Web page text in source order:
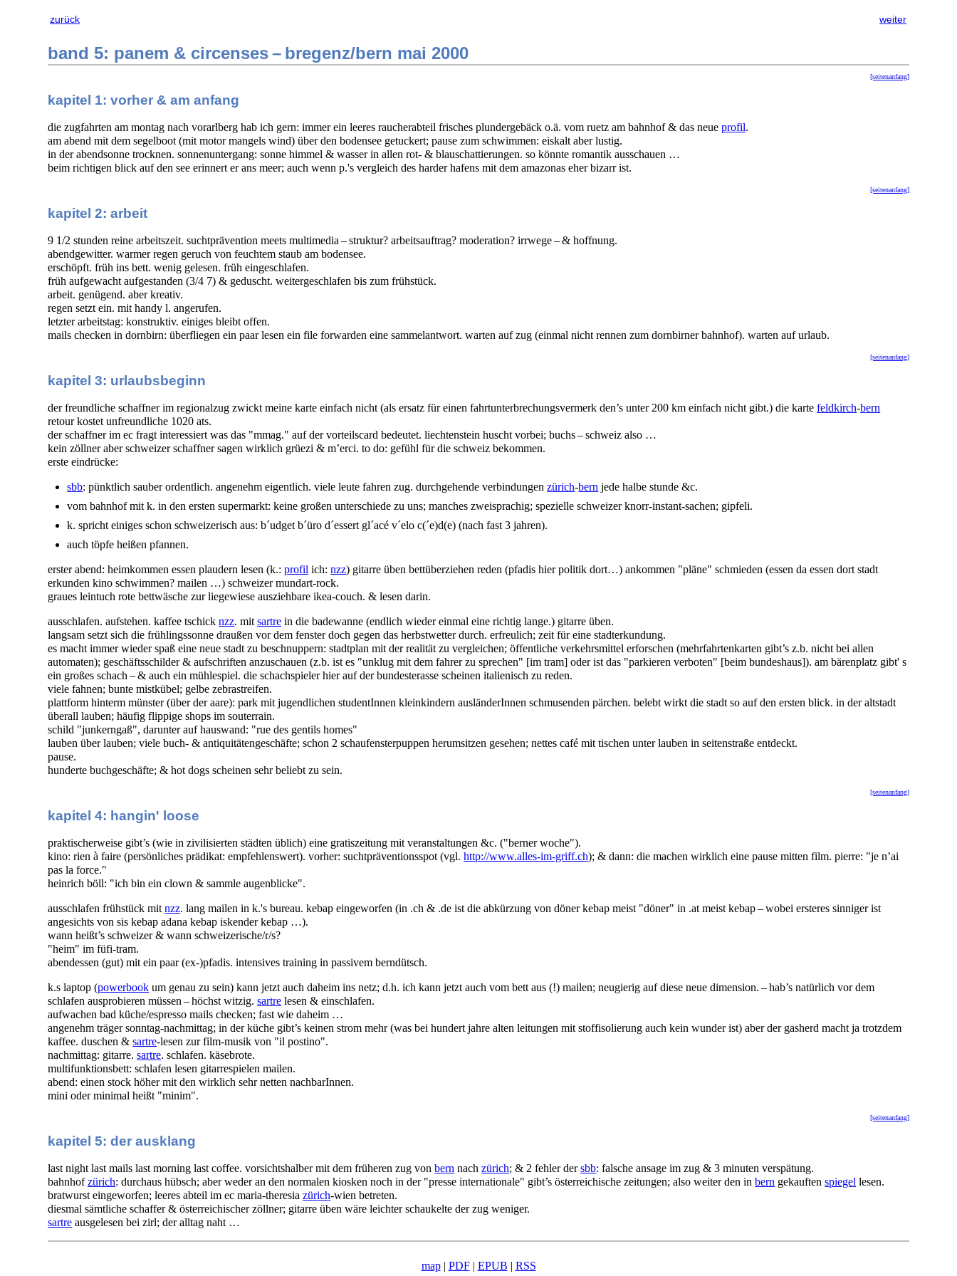
zurück weiter
band 5: panem & circenses – bregenz/bern mai 2000
[seitenanfang]
kapitel 1: vorher & am anfang
die zugfahrten am montag nach vorarlberg hab ich gern: immer ein leeres raucherabteil frisches plundergebäck o.ä. vom ruetz am bahnhof & das neueprofil.
am abend mit dem segelboot (mit motor mangels wind) über den bodensee getuckert; pause zum schwimmen: eiskalt aber lustig.
in der abendsonne trocknen. sonnenuntergang: sonne himmel & wasser in allen rot- & blauschattierungen. so könnte romantik ausschauen …
beim richtigen blick auf den see erinnert er ans meer; auch wenn p.'s vergleich des harder hafens mit dem amazonas eher bizarr ist.
[seitenanfang]
kapitel 2: arbeit
9 1/2 stunden reine arbeitszeit. suchtprävention meets multimedia – struktur? arbeitsauftrag? moderation? irrwege – & hoffnung.
abendgewitter. warmer regen geruch von feuchtem staub am bodensee.
erschöpft. früh ins bett. wenig gelesen. früh eingeschlafen.
früh aufgewacht aufgestanden (3/4 7) & geduscht. weitergeschlafen bis zum frühstück.
arbeit. genügend. aber kreativ.
regen setzt ein. mit handy l. angerufen.
letzter arbeitstag: konstruktiv. einiges bleibt offen.
mails checken in dornbirn: überfliegen ein paar lesen ein file forwarden eine sammelantwort. warten auf zug (einmal nicht rennen zum dornbirner bahnhof). warten auf urlaub.
[seitenanfang]
kapitel 3: urlaubsbeginn
der freundliche schaffner im regionalzug zwickt meine karte einfach nicht (als ersatz für einen fahrtunterbrechungsvermerk den’s unter 200 km einfach nicht gibt.) die kartefeldkirch-bern
retour kostet unfreundliche 1020 ats.
der schaffner im ec fragt interessiert was das "mmag." auf der vorteilscard bedeutet. liechtenstein huscht vorbei; buchs – schweiz also …
kein zöllner aber schweizer schaffner sagen wirklich grüezi & m’erci. to do: gefühl für die schweiz bekommen.
erste eindrücke:
sbb: pünktlich sauber ordentlich. angenehm eigentlich. viele leute fahren zug. durchgehende verbindungenzürich-bern jede halbe stunde &c.
vom bahnhof mit k. in den ersten supermarkt: keine großen unterschiede zu uns; manches zweisprachig; spezielle schweizer knorr-instant-sachen; gipfeli.
k. spricht einiges schon schweizerisch aus: b´udget b´üro d´essert gl´acé v´elo c(´e)d(e) (nach fast 3 jahren).
auch töpfe heißen pfannen.
erster abend: heimkommen essen plaudern lesen (k.:profil ich:nzz) gitarre üben bettüberziehen reden (pfadis hier politik dort…) ankommen "pläne" schmieden (essen da essen dort stadt
erkunden kino schwimmen? mailen …) schweizer mundart-rock.
graues leintuch rote bettwäsche zur liegewiese ausziehbare ikea-couch. & lesen darin.
ausschlafen. aufstehen. kaffee tschicknzz. mitsartre in die badewanne (endlich wieder einmal eine richtig lange.) gitarre üben.
langsam setzt sich die frühlingssonne draußen vor dem fenster doch gegen das herbstwetter durch. erfreulich; zeit für eine stadterkundung.
es macht immer wieder spaß eine neue stadt zu beschnuppern: stadtplan mit der realität zu vergleichen; öffentliche verkehrsmittel erforschen (mehrfahrtenkarten gibt’s z.b. nicht bei allen
automaten); geschäftsschilder & aufschriften anzuschauen (z.b. ist es "unklug mit dem fahrer zu sprechen" [im tram] oder ist das "parkieren verboten" [beim bundeshaus]). am bärenplatz gibt' s
ein großes schach – & auch ein mühlespiel. die schachspieler hier auf der bundesterasse scheinen italienisch zu reden.
viele fahnen; bunte mistkübel; gelbe zebrastreifen.
plattform hinterm münster (über der aare): park mit jugendlichen studentInnen kleinkindern ausländerInnen schmusenden pärchen. belebt wirkt die stadt so auf den ersten blick. in der altstadt
überall lauben; häufig flippige shops im souterrain.
schild "junkerngaß", darunter auf hauswand: "rue des gentils homes"
lauben über lauben; viele buch- & antiquitätengeschäfte; schon 2 schaufensterpuppen herumsitzen gesehen; nettes café mit tischen unter lauben in seitenstraße entdeckt.
pause.
hunderte buchgeschäfte; & hot dogs scheinen sehr beliebt zu sein.
[seitenanfang]
kapitel 4: hangin' loose
praktischerweise gibt’s (wie in zivilisierten städten üblich) eine gratiszeitung mit veranstaltungen &c. ("berner woche").
kino: rien à faire (persönliches prädikat: empfehlenswert). vorher: suchtpräventionsspot (vgl.http://www.alles-im-griff.ch); & dann: die machen wirklich eine pause mitten film. pierre: "je n’ai
pas la force."
heinrich böll: "ich bin ein clown & sammle augenblicke".
ausschlafen frühstück mitnzz. lang mailen in k.'s bureau. kebap eingeworfen (in .ch & .de ist die abkürzung von döner kebap meist "döner" in .at meist kebap – wobei ersteres sinniger ist
angesichts von sis kebap adana kebap iskender kebap …).
wann heißt’s schweizer & wann schweizerische/r/s?
"heim" im füfi-tram.
abendessen (gut) mit ein paar (ex-)pfadis. intensives training in passivem berndütsch.
k.s laptop (powerbook um genau zu sein) kann jetzt auch daheim ins netz; d.h. ich kann jetzt auch vom bett aus (!) mailen; neugierig auf diese neue dimension. – hab’s natürlich vor dem
schlafen ausprobieren müssen – höchst witzig.sartre lesen & einschlafen.
aufwachen bad küche/espresso mails checken; fast wie daheim …
angenehm träger sonntag-nachmittag; in der küche gibt’s keinen strom mehr (was bei hundert jahre alten leitungen mit stoffisolierung auch kein wunder ist) aber der gasherd macht ja trotzdem
kaffee. duschen &sartre-lesen zur film-musik von "il postino".
nachmittag: gitarre.sartre. schlafen. käsebrote.
multifunktionsbett: schlafen lesen gitarrespielen mailen.
abend: einen stock höher mit den wirklich sehr netten nachbarInnen.
mini oder minimal heißt "minim".
[seitenanfang]
kapitel 5: der ausklang
last night last mails last morning last coffee. vorsichtshalber mit dem früheren zug vonbern nachzürich; & 2 fehler dersbb: falsche ansage im zug & 3 minuten verspätung.
bahnhofzürich: durchaus hübsch; aber weder an den normalen kiosken noch in der "presse internationale" gibt’s österreichische zeitungen; also weiter den inbern gekauftenspiegel lesen.
bratwurst eingeworfen; leeres abteil im ec maria-theresiazürich-wien betreten.
diesmal sämtliche schaffer & österreichischer zöllner; gitarre üben wäre leichter schaukelte der zug weniger.
sartre ausgelesen bei zirl; der alltag naht …
map| PDF| EPUB | RSS